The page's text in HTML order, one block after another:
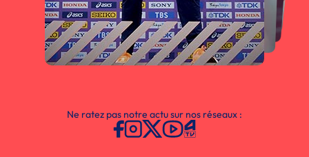
Ne ratez pas notre actu sur nos réseaux :